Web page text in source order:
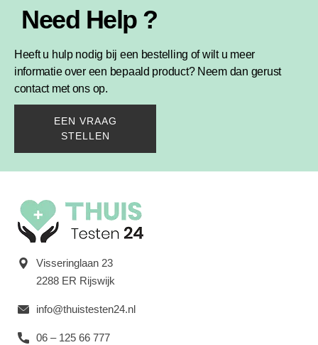
Need Help ?
Heeft u hulp nodig bij een bestelling of wilt u meer
informatie over een bepaald product? Neem dan gerust
contact met ons op.
EEN VRAAG
STELLEN
Visseringlaan 23
2288 ER Rijswijk
info@thuistesten24.nl
06 – 125 66 777